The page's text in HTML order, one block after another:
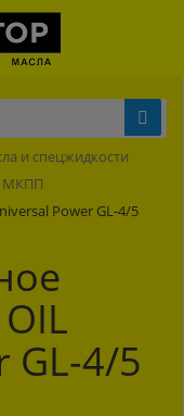
и спецжидкости
МКПП
Power GL-4/5
GL-4/5